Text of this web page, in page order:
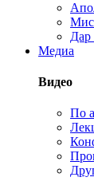
Дар
Медиа
Видео
По